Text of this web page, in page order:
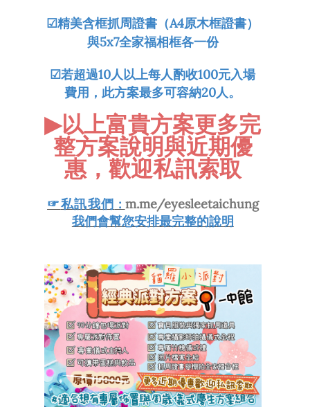
☑精美含框抓周證書（A4原木框證書）
與5x7全家福相框各一份
☑若超過10人以上每人酌收100元入場
費用，此方案最多可容納20人。
▶以上富貴方案更多完
整方案說明與近期優
惠，歡迎私訊索取
☞私訊我們 : m.me/eyesleetaichung
我們會幫您安排最完整的說明